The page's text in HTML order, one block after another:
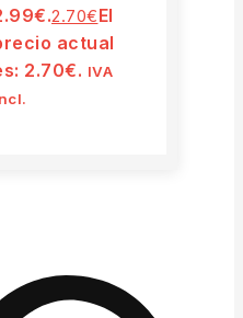
2.70€El
actual
2.70€. IVA